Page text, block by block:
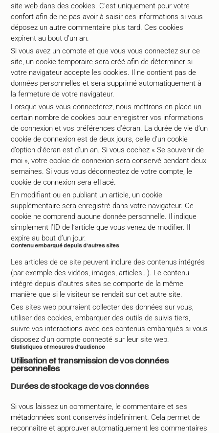
site web dans des cookies. C’est uniquement pour votre
confort afin de ne pas avoir à saisir ces informations si vous
déposez un autre commentaire plus tard. Ces cookies
expirent au bout d’un an.
Si vous avez un compte et que vous vous connectez sur ce
site, un cookie temporaire sera créé afin de déterminer si
votre navigateur accepte les cookies. Il ne contient pas de
données personnelles et sera supprimé automatiquement à
la fermeture de votre navigateur.
Lorsque vous vous connecterez, nous mettrons en place un
certain nombre de cookies pour enregistrer vos informations
de connexion et vos préférences d’écran. La durée de vie d’un
cookie de connexion est de deux jours, celle d’un cookie
d’option d’écran est d’un an. Si vous cochez « Se souvenir de
moi », votre cookie de connexion sera conservé pendant deux
semaines. Si vous vous déconnectez de votre compte, le
cookie de connexion sera effacé.
En modifiant ou en publiant un article, un cookie
supplémentaire sera enregistré dans votre navigateur. Ce
cookie ne comprend aucune donnée personnelle. Il indique
simplement l’ID de l’article que vous venez de modifier. Il
expire au bout d’un jour.
Contenu embarqué depuis d’autres sites
Les articles de ce site peuvent inclure des contenus intégrés
(par exemple des vidéos, images, articles…). Le contenu
intégré depuis d’autres sites se comporte de la même
manière que si le visiteur se rendait sur cet autre site.
Ces sites web pourraient collecter des données sur vous,
utiliser des cookies, embarquer des outils de suivis tiers,
suivre vos interactions avec ces contenus embarqués si vous
disposez d’un compte connecté sur leur site web.
Statistiques et mesures d’audience
Utilisation et transmission de vos données
personnelles
Durées de stockage de vos données
Si vous laissez un commentaire, le commentaire et ses
métadonnées sont conservés indéfiniment. Cela permet de
reconnaître et approuver automatiquement les commentaires